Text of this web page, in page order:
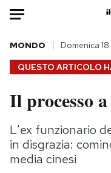
HOME
Italia
Politica
Tecnologia
QUESTO ARTICOLO
MONDO Domenica
Il processo
L'ex funzionario
in disgrazia:
media cinesi